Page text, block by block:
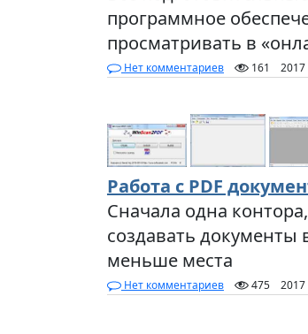
программное
просматривать в
Нет комментариев 161 2017
Работа с PDF
Сначала одна
создавать
меньше места
Нет комментариев 475 2017